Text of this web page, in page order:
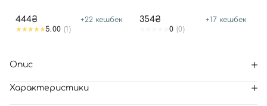
444₴ +22 кешбек
5.00 (1)
354₴ +17 кешбек
0 (0)
Опис
Характеристики